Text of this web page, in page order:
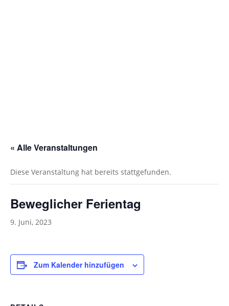
« Alle Veranstaltungen
Diese Veranstaltung hat bereits stattgefunden.
Beweglicher Ferientag
9. Juni, 2023
Zum Kalender hinzufügen